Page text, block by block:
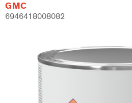
GMC
6946418008082